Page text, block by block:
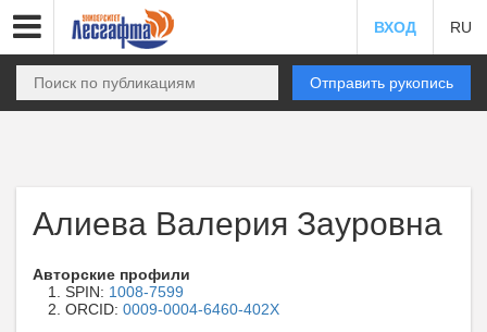
ВХОД RU
Отправить рукопись
Алиева Валерия Зауровна
Авторские профили
SPIN: 1008-7599
ORCID: 0009-0004-6460-402X